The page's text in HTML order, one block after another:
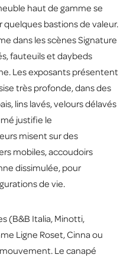
haut de gamme se
bastions de valeur.
dans les scènes Signature
fauteuils et daybeds
Les exposants présentent
très profonde, dans des
lins lavés, velours délavés
justifie le
misent sur des
mobiles, accoudoirs
dissimulée, pour
de vie.
(B&B Italia, Minotti,
Ligne Roset, Cinna ou
Le canapé